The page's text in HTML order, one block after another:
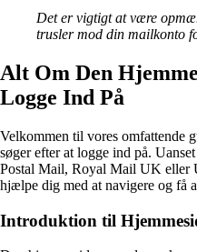
Det er vigtigt at være
trusler mod din mailkonto
Alt Om Den
Logge Ind På
Velkommen til vores omfattende
søger efter at logge ind på.
Postal Mail, Royal Mail UK eller
hjælpe dig med at navigere og få
Introduktion til